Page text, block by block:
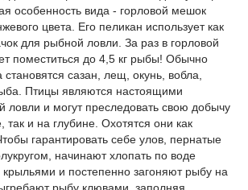
особенность вида - горловой мешок
цвета. Его пеликан использует как
для рыбной ловли. За раз в горловой
поместиться до 4,5 кг рыбы! Обычно
сазан, лещ, окунь, вобла,
Птицы являются настоящими
ловли и могут преследовать свою добычу
так и на глубине. Охотятся они как
гарантировать себе улов, пернатые
начинают хлопать по воде
и постепенно загоняют рыбу на